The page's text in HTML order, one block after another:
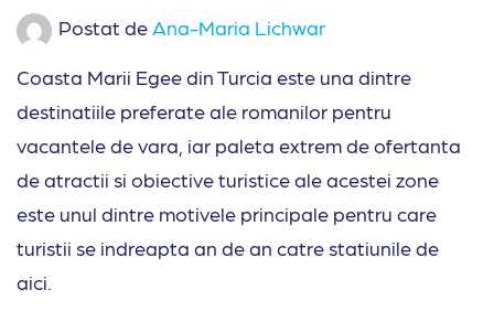
Postat de Ana-Maria Lichwar
Coasta Marii Egee din Turcia este una dintre
destinatiile preferate ale romanilor pentru
vacantele de vara, iar paleta extrem de ofertanta
de atractii si obiective turistice ale acestei zone
este unul dintre motivele principale pentru care
turistii se indreapta an de an catre statiunile de
aici.